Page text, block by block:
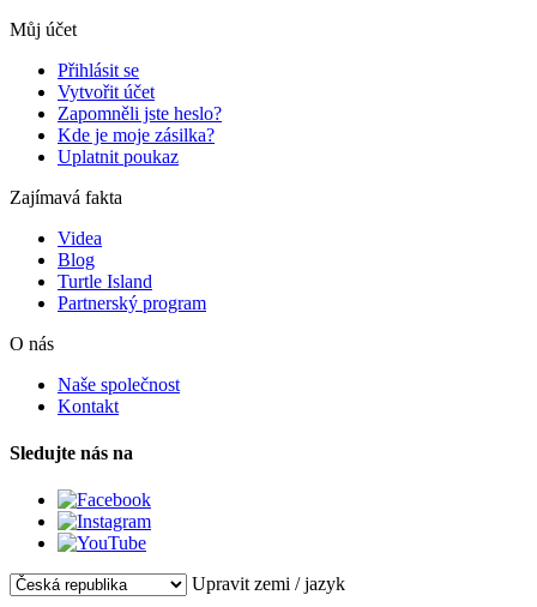
Můj účet
Přihlásit se
Vytvořit účet
Zapomněli jste heslo?
Kde je moje zásilka?
Uplatnit poukaz
Zajímavá fakta
Videa
Blog
Turtle Island
Partnerský program
O nás
Naše společnost
Kontakt
Sledujte nás na
Upravit zemi / jazyk